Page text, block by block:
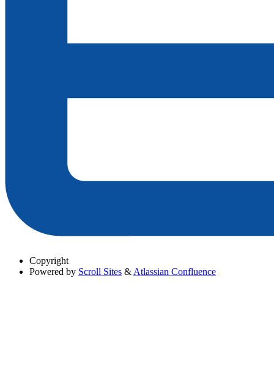
Copyright
Powered by Scroll Sites & Atlassian Confluence